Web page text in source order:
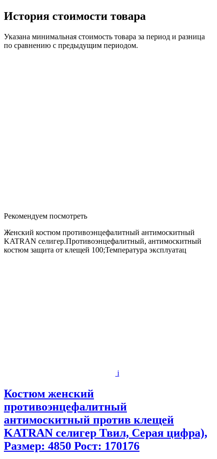
История стоимости товара
Указана минимальная стоимость товара за период и разница
по сравнению с предыдущим периодом.
Рекомендуем посмотреть
Женский костюм противоэнцефалитный антимоскитный
KATRAN селигер.Противоэнцефалитный, антимоскитный
костюм защита от клещей 100;Температура эксплуатац
i
Костюм женский
противоэнцефалитный
антимоскитный против клещей
KATRAN селигер Твил, Серая цифра),
Размер: 4850 Рост: 170176